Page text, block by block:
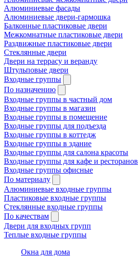
Алюминиевые фасады
Алюминиевые двери-гармошка
Балконные пластиковые двери
Межкомнатные пластиковые двери
Раздвижные пластиковые двери
Стеклянные двери
Двери на террасу и веранду
Штульповые двери
Входные группы
По назначению
Входные группы в частный дом
Входные группы в магазин
Входные группы в помещение
Входные группы для подъезда
Входные группы в коттедж
Входные группы в здание
Входные группы для салона красоты
Входные группы для кафе и ресторанов
Входные группы офисные
По материалу
Алюминиевые входные группы
Пластиковые входные группы
Стеклянные входные группы
По качествам
Двери для входных групп
Теплые входные группы
Окна для дома